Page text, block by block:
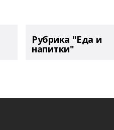
Рубрика "Еда и
напитки"